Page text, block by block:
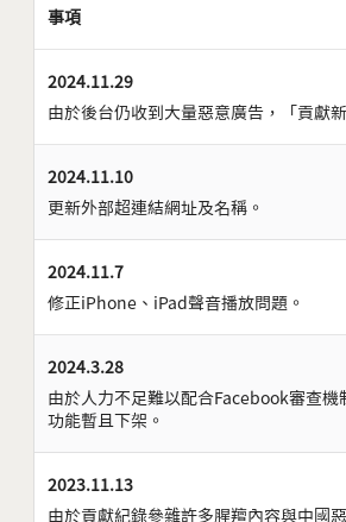
事項
2024.11.29
由於後台仍收到大量惡意廣告，「貢獻
2024.11.10
更新外部超連結網址及名稱。
2024.11.7
修正iPhone、iPad聲音播放問題。
2024.3.28
由於人力不足難以配合Facebook審查機
功能暫且下架。
2023.11.13
由於貢獻紀錄參雜許多腥羶內容與中國